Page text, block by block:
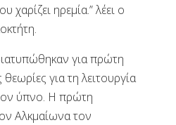
ηρεμία.” λέει ο
για πρώτη
για τη λειτουργία
ύπνο. Η πρώτη
Αλκμαίωνα τον